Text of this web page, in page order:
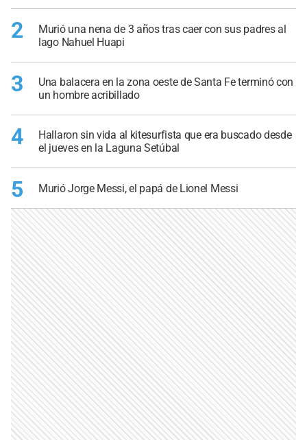
2
Murió una nena de 3 años tras caer con sus padres al
lago Nahuel Huapi
3
Una balacera en la zona oeste de Santa Fe terminó con
un hombre acribillado
4
Hallaron sin vida al kitesurfista que era buscado desde
el jueves en la Laguna Setúbal
5 Murió Jorge Messi, el papá de Lionel Messi